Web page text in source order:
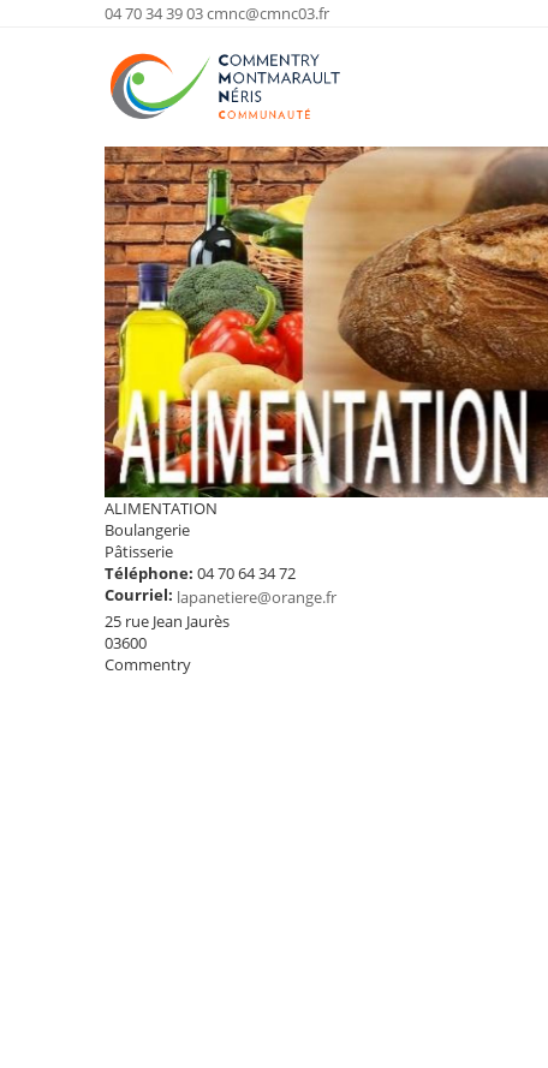
04 70 34 39 03cmnc@cmnc03.fr
ALIMENTATION
Boulangerie
Pâtisserie
Téléphone: 04 70 64 34 72
Courriel: lapanetiere@orange.fr
25 rue Jean Jaurès
03600
Commentry